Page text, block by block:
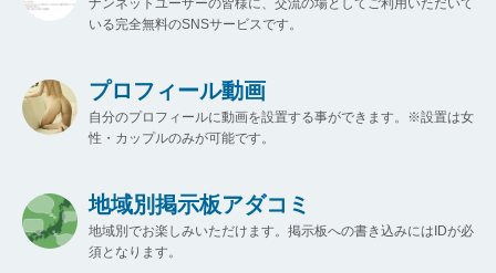
ナンネットユーザーの皆様に、交流の場としてご利用いただいて
いる完全無料のSNSサービスです。
プロフィール動画
自分のプロフィールに動画を設置する事ができます。※設置は女
性・カップルのみが可能です。
地域別掲示板アダコミ
地域別でお楽しみいただけます。掲示板への書き込みにはIDが必
須となります。